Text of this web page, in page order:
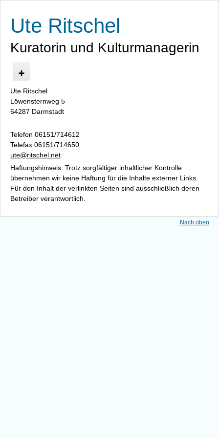
Ute Ritschel
Kuratorin und Kulturmanagerin
Start
Presse
Finland Wild Food
Lebenslauf
Datenschutz
Ute Ritschel
Löwensternweg 5
64287 Darmstadt
Telefon 06151/714612
Telefax 06151/714650
ute@ritschel.net
Haftungshinweis: Trotz sorgfältiger inhaltlicher Kontrolle
übernehmen wir keine Haftung für die Inhalte externer Links.
Für den Inhalt der verlinkten Seiten sind ausschließlich deren
Betreiber verantwortlich.
Nach oben